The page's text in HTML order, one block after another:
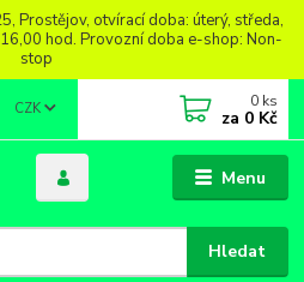
Prostějov, otvírací doba: úterý, středa,
hod. Provozní doba e-shop: Non-
stop
Menu
CZK
Hledat
0 ks
za 0 Kč